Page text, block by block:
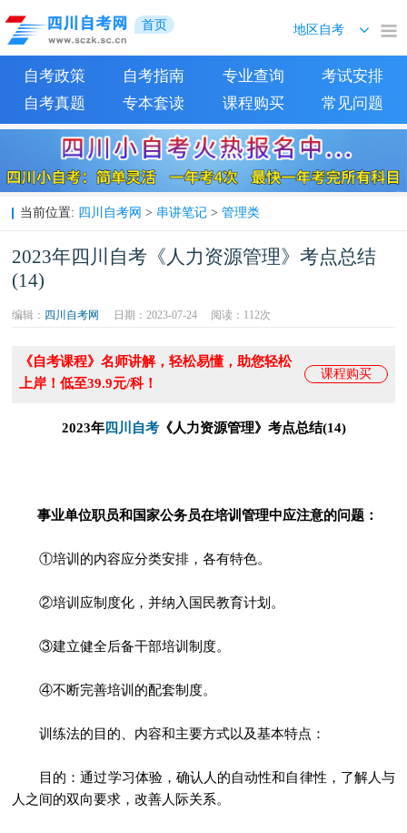
首页
自考政策 自考指南 专业查询
考试安排
自考真题
专本套读 课程购买 常见问题
当前位置: 四川自考网 > 串讲笔记> 管理类
2023年四川自考《人力资源管理》考点总结
(14)
编辑： 四川自考网 日期：2023-07-24 阅读： 112次
课程购买
《自考课程》名师讲解，轻松易懂，助您轻松
上岸！低至39.9元/科！
2023年四川自考《人力资源管理》考点总结(14)
事业单位职员和国家公务员在培训管理中应注意的问题：
①培训的内容应分类安排，各有特色。
②培训应制度化，并纳入国民教育计划。
③建立健全后备干部培训制度。
④不断完善培训的配套制度。
训练法的目的、内容和主要方式以及基本特点：
目的：通过学习体验，确认人的自动性和自律性，了解人与
人之间的双向要求，改善人际关系。